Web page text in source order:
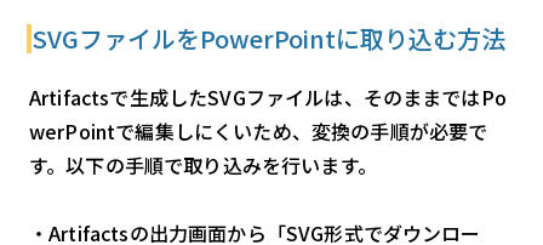
SVGファイルをPowerPointに取り込む方法
Artifactsで生成したSVGファイルは、そのままではPo
werPointで編集しにくいため、変換の手順が必要で
す。以下の手順で取り込みを行います。
・Artifactsの出力画面から「SVG形式でダウンロー